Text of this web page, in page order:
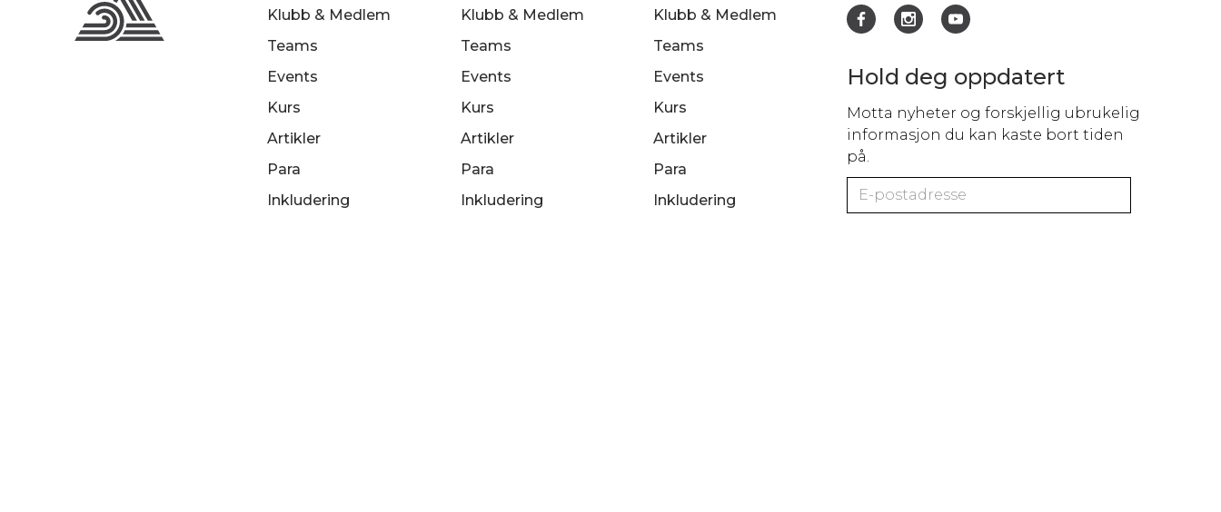
Klubb & Medlem
Teams
Events
Kurs
Artikler
Para
Inkludering
Klubb & Medlem
Teams
Events
Kurs
Artikler
Para
Inkludering
Klubb & Medlem
Teams
Events
Kurs
Artikler
Para
Inkludering
Hold deg oppdatert
Motta nyheter og forskjellig ubrukelig
informasjon du kan kaste bort tiden
på.